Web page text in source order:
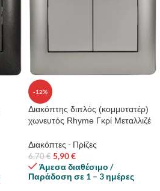
-12%
Διακόπτης διπλός (κομμυτατέρ)
χωνευτός Rhyme Γκρί Μεταλλιζέ
Διακόπτες - Πρίζες
6,70€ 5,90€
Άμεσα διαθέσιμο /
Παράδοση σε 1 – 3 ημέρες